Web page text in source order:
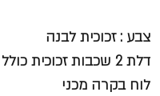
צבע : זכוכית לבנה
דלת 2 שכבות זכוכית כולל מסגרת אמייל פנימית
לוח בקרה מכני